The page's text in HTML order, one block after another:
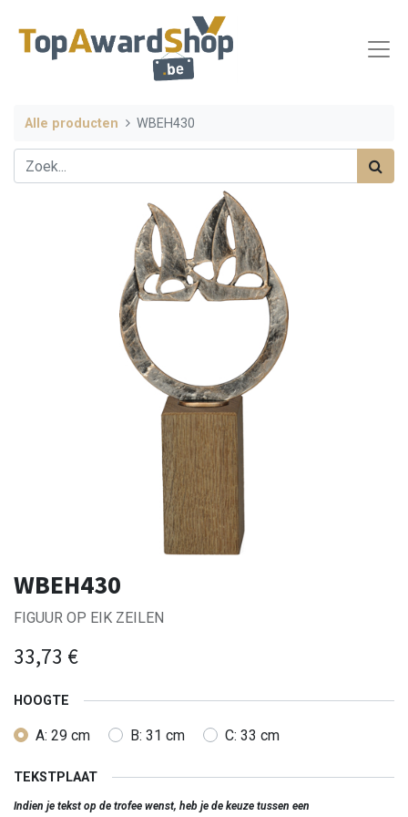
Alle producten WBEH430
WBEH430
FIGUUR OP EIK ZEILEN
33,73 €
HOOGTE
A: 29 cm B: 31 cm C: 33 cm
TEKSTPLAAT
Indien je tekst op de trofee wenst, heb je de keuze tussen een